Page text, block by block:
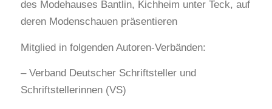
des Modehauses Bantlin, Kichheim unter Teck, auf
deren Modenschauen präsentieren
Mitglied in folgenden Autoren-Verbänden:
– Verband Deutscher Schriftsteller und
Schriftstellerinnen (VS)